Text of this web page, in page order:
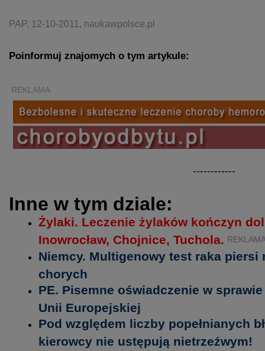
PAP, 12-10-2011, naukawpolsce.pl
Poinformuj znajomych o tym artykule:
REKLAMA
------------
Inne w tym dziale:
Żylaki. Leczenie żylaków kończyn
Inowrocław, Chojnice, Tuchola.
Niemcy. Multigenowy test raka piersi
chorych
PE. Pisemne oświadczenie w
Unii Europejskiej
Pod względem liczby popełnianych
kierowcy nie ustępują nietrzeźwym!